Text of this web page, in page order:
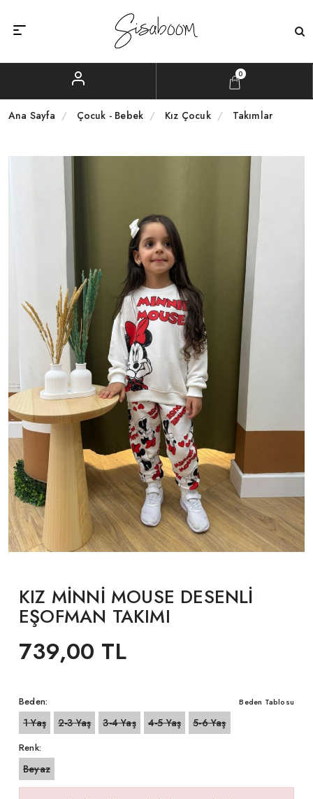
0
Ana Sayfa Çocuk - Bebek Kız Çocuk Takımlar
KIZ MİNNİ MOUSE DESENLİ
EŞOFMAN TAKIMI
739,00 TL
Beden: Beden Tablosu
1 Yaş 2-3 Yaş 3-4 Yaş 4-5 Yaş 5-6 Yaş
Renk:
Beyaz